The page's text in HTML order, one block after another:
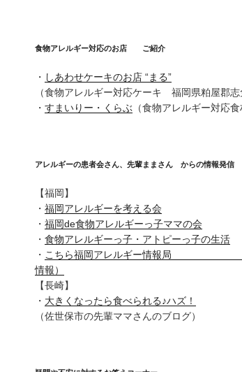
食物アレルギー対応のお店 ご紹介
・ しあわせケーキのお店 “まる”
（食物アレルギー対応ケーキ 福岡県粕屋郡志
・ すまいりー・くらぶ （食物アレルギー対応
アレルギーの患者会さん、先輩ままさん からの情報発信
【福岡】
・ 福岡アレルギーを考える会
・ 福岡de食物アレルギーっ子ママの会
・ 食物アレルギーっ子・アトピーっ子の生活
・ こちら福岡アレルギー情報局 （ア
情報）
【長崎】
・ 大きくなったら食べられる♪ハズ！
（佐世保市の先輩ママさんのブログ）